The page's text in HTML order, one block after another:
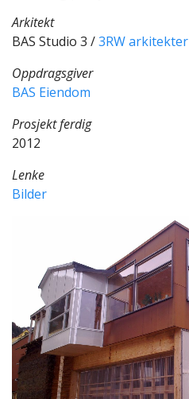
Arkitekt
BAS Studio 3 /3RW arkitekter
Oppdragsgiver
BAS Eiendom
Prosjekt ferdig
2012
Lenke
Bilder